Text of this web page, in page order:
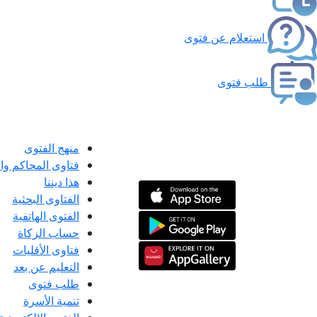
استعلام عن فتوى
طلب فتوى
منهج الفتوى
فتاوى المحاكم
هذا ديننا
الفتاوى البحثية
الفتوى الهاتفية
حساب الزكاة
فتاوى الأقليات
التعليم عن بعد
طلب فتوى
تنمية الأسرة